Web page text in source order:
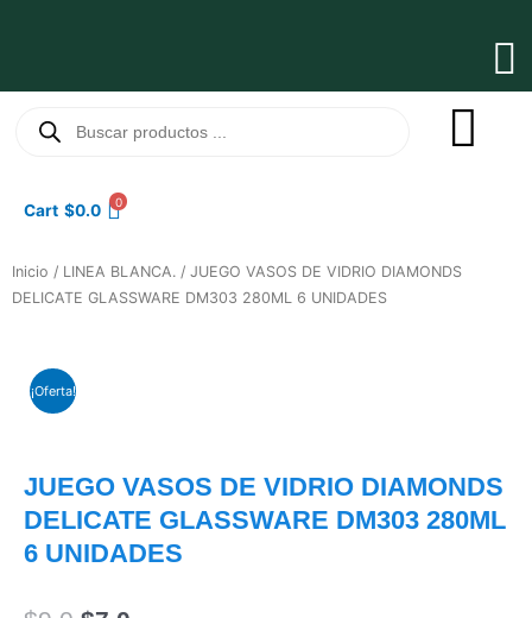
productos
Cart $0.0 0
Inicio / LINEA BLANCA. / JUEGO VASOS DE VIDRIO DIAMONDS
DELICATE GLASSWARE DM303 280ML 6 UNIDADES
¡Oferta!
JUEGO VASOS DE VIDRIO DIAMONDS
DELICATE GLASSWARE DM303 280ML
6 UNIDADES